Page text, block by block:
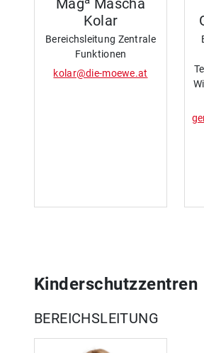
Mag
Mascha
Kolar
Bereichsleitung Zentrale
Funktionen
kolar@die-moewe.at
Kinderschutzzentren
BEREICHSLEITUNG